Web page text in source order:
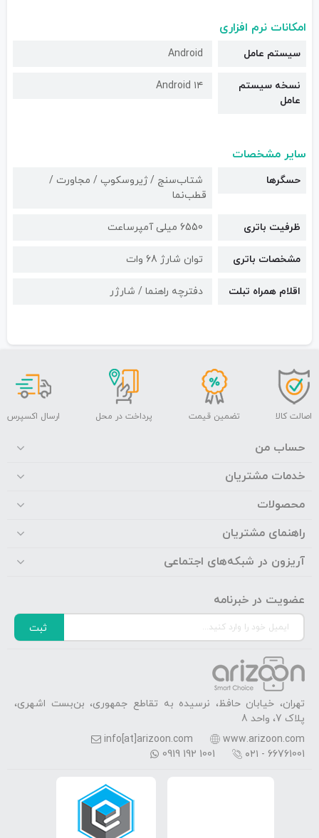
امکانات نرم افزاری
سیستم عامل Android
نسخه سیستم
عامل
Android ۱۴
سایر مشخصات
حسگرها
شتاب‌سنج / ژیروسکوپ / مجاورت /
قطب‌نما
ظرفیت باتری 6550 میلی آمپرساعت
مشخصات باتری توان شارژ 68 وات
اقلام همراه تبلت دفترچه راهنما / شارژر
اصالت کالا تضمین قیمت پرداخت در محل ارسال اکسپرس
حساب من
خدمات مشتریان
محصولات
راهنمای مشتریان
آریزون در شبکه‌های اجتماعی
عضویت در خبرنامه
ثبت
تهران، خیابان حافظ، نرسیده به تقاطع جمهوری، بن‌بست اشهری،
پلاک 7، واحد 8
www.arizoon.com
info[at]arizoon.com
۰۲۱ - 66761001
0919 192 1001